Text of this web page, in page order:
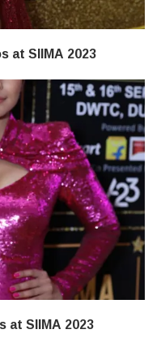
at SIIMA 2023
at SIIMA 2023